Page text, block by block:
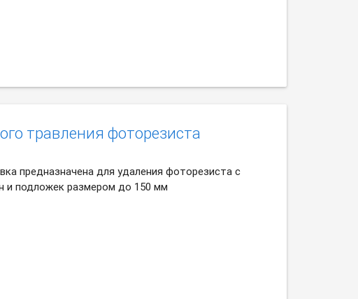
травления фоторезиста
предназначена для удаления фоторезиста с
и подложек размером до 150 мм